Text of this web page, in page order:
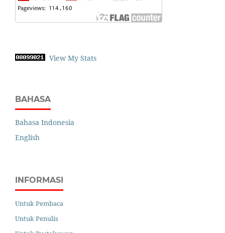
View My Stats
BAHASA
Bahasa Indonesia
English
INFORMASI
Untuk Pembaca
Untuk Penulis